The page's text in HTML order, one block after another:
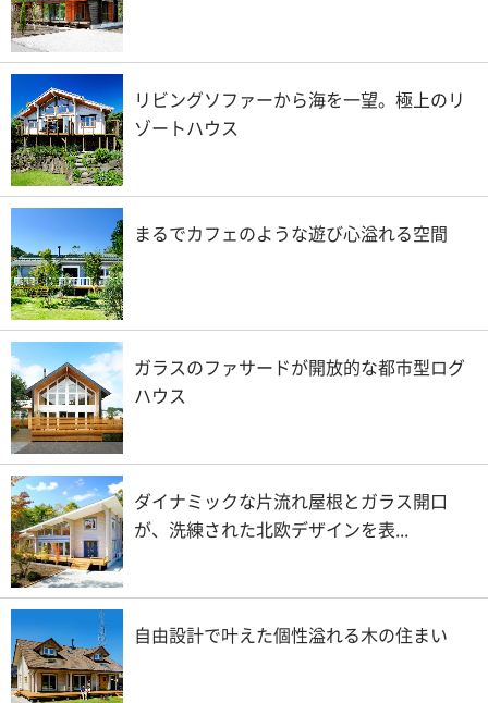
リビングソファーから海を一望。極上のリ
ゾートハウス
まるでカフェのような遊び心溢れる空間
ガラスのファサードが開放的な都市型ログ
ハウス
ダイナミックな片流れ屋根とガラス開口
が、洗練された北欧デザインを表...
自由設計で叶えた個性溢れる木の住まい